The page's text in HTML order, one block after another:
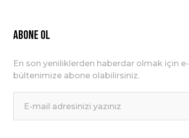
ABONE OL
En son yeniliklerden haberdar olmak için e-
bültenimize abone olabilirsiniz.